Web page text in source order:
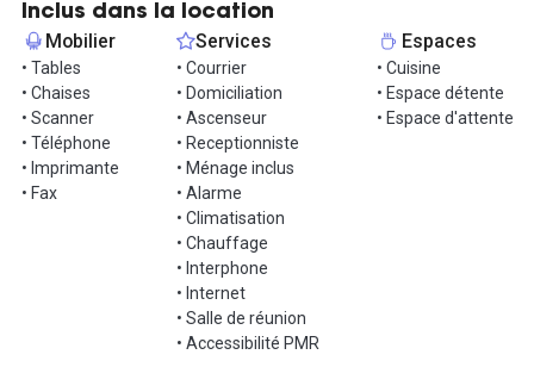
- Connexion Internet haut débit illimité,
- accueil téléphonique personnalisé
- accès au salon d'affaires pour continuer à travailler durant vos
déplacements,
- salles de réunion professionnelles,
- ligne téléphonique,
- mise à disposition d'un firewall,
- accueil de vos visiteurs,
- traitement de votre courrier
- mise à disposition de matériel technologique moderne (écran
plat dans salles de réunion, visioconférence...),
Inclus dans la location
Mobilier
• Tables
• Chaises
• Scanner
• Téléphone
• Imprimante
• Fax
Services
• Courrier
• Domiciliation
• Ascenseur
• Receptionniste
• Ménage inclus
• Alarme
• Climatisation
• Chauffage
• Interphone
• Internet
• Salle de réunion
• Accessibilité PMR
Espaces
• Cuisine
• Espace détente
• Espace d'attente